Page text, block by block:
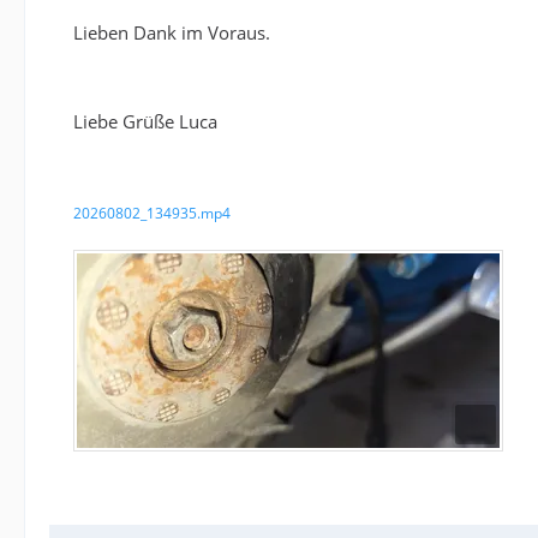
Lieben Dank im Voraus.
Liebe Grüße Luca
20260802_134935.mp4